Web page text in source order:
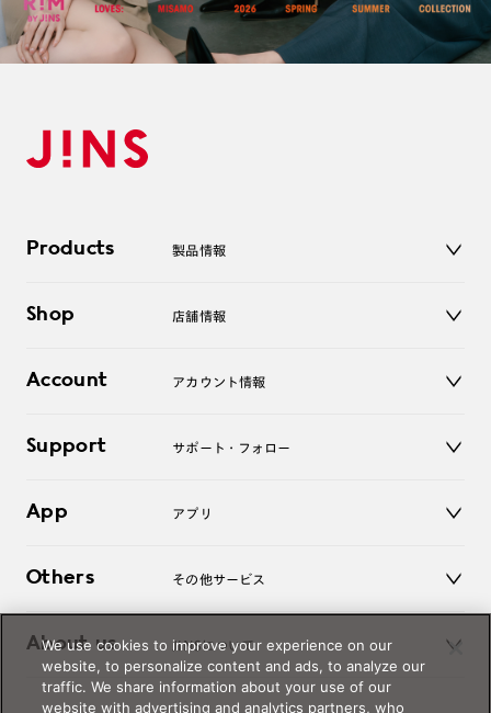
Products 製品情報
サングラス
コンタクトレンズ
アクセサリー
Shop 店舗情報
オンラインショップ
Account アカウント情報
ログアウト
Support サポート・フォロー
よくあるご質問
お問い合わせ
App アプリ
Others その他サービス
レンズ交換
オンラインギフト
価格案内
About us JINSについて
Magnify Life
We use cookies to improve your experience on our
website, to personalize content and ads, to analyze our
traffic. We share information about your use of our
website with advertising and analytics partners, who